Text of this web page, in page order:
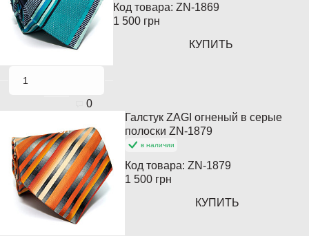
0
Код товара:ZN-1869
1 500 грн
КУПИТЬ
Кончается
Галстук ZAGI огненый в серые
полоски ZN-1879
в наличии
Код товара:ZN-1879
1 500 грн
КУПИТЬ